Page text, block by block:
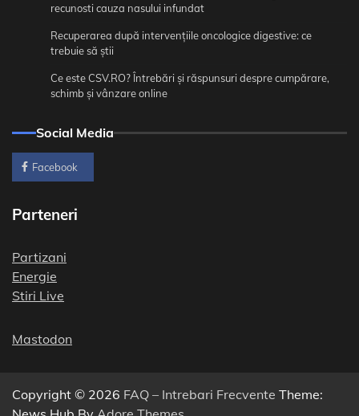
recunosti cauza nasului infundat
Recuperarea după intervențiile oncologice digestive: ce
trebuie să știi
Ce este CSV.RO? Întrebări și răspunsuri despre cumpărare,
schimb și vânzare online
Social Media
Facebook
Parteneri
Partizani
Energie
Stiri Live
Mastodon
Copyright © 2026 FAQ – Intrebari Frecvente Theme: